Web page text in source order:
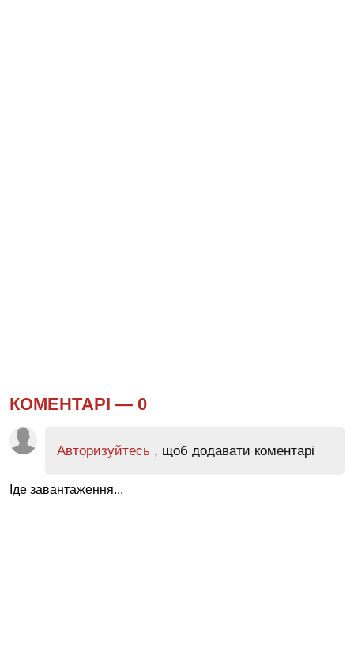
КОМЕНТАРІ — 0
Авторизуйтесь , щоб додавати коментарі
Іде завантаження...